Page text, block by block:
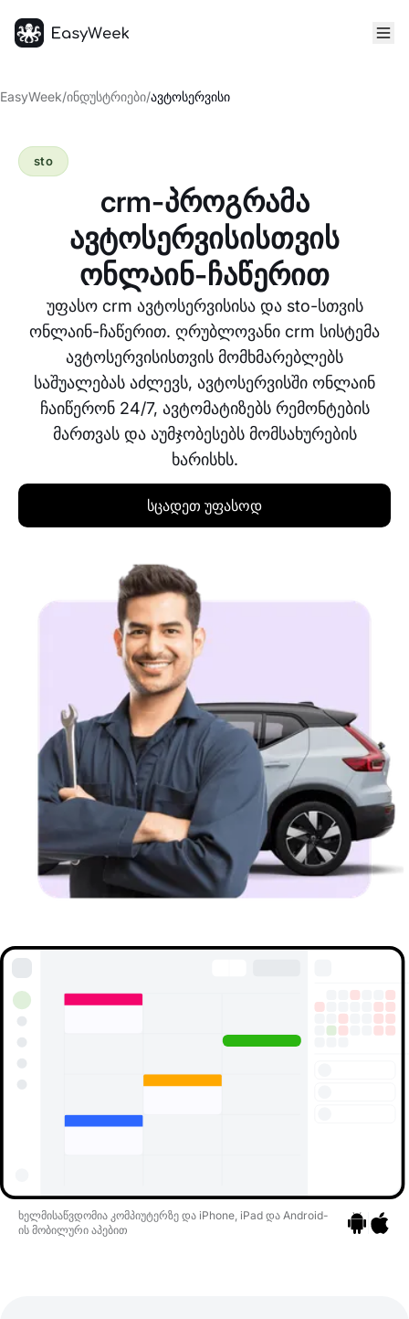
EasyWeek/ინდუსტრიები/ავტოსერვისი
crm-პროგრამა
ავტოსერვისისთვის
ონლაინ-ჩაწერით
უფასო crm ავტოსერვისისა და sto-სთვის
ონლაინ-ჩაწერით. ღრუბლოვანი crm სისტემა
ავტოსერვისისთვის მომხმარებლებს
საშუალებას აძლევს, ავტოსერვისში ონლაინ
ჩაიწერონ 24/7, ავტომატიზებს რემონტების
მართვას და აუმჯობესებს მომსახურების
ხარისხს.
sto
სცადეთ უფასოდ
ხელმისაწვდომია კომპიუტერზე და iPhone, iPad და Android-
ის მობილური აპებით